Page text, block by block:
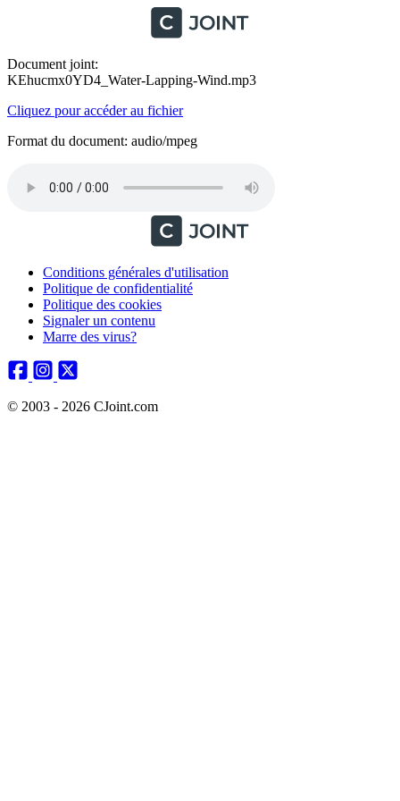
Document joint:
KEhucmx0YD4_Water-Lapping-Wind.mp3
Cliquez pour accéder au fichier
Format du document: audio/mpeg
Conditions générales d'utilisation
Politique de confidentialité
Politique des cookies
Signaler un contenu
Marre des virus?
© 2003 - 2026 CJoint.com